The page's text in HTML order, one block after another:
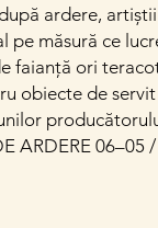
ardere,
pe măsură ce
faianță ori
obiecte de servit
ARDERE 06–05